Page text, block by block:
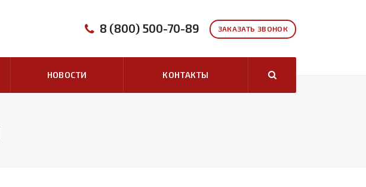
ЗАКАЗАТЬ ЗВОНОК
8 (800) 500-70-89
НОВОСТИ КОНТАКТЫ